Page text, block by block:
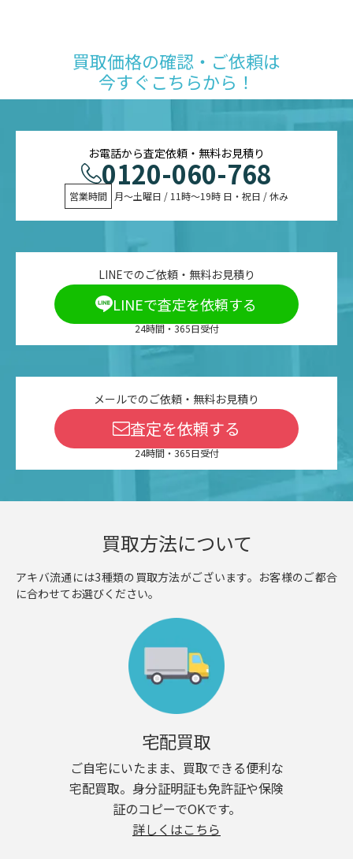
買取価格の確認・ご依頼は
今すぐこちらから！
お電話から査定依頼・無料お見積り
0120-060-768
営業時間 月〜土曜日 / 11時〜19時 日・祝日 / 休み
LINEでのご依頼・無料お見積り
LINEで査定を依頼する
24時間・365日受付
メールでのご依頼・無料お見積り
査定を依頼する
24時間・365日受付
買取方法について
アキバ流通には3種類の買取方法がございます。お客様のご都合
に合わせてお選びください。
宅配買取
ご自宅にいたまま、買取できる便利な
宅配買取。身分証明証も免許証や保険
証のコピーでOKです。
詳しくはこちら